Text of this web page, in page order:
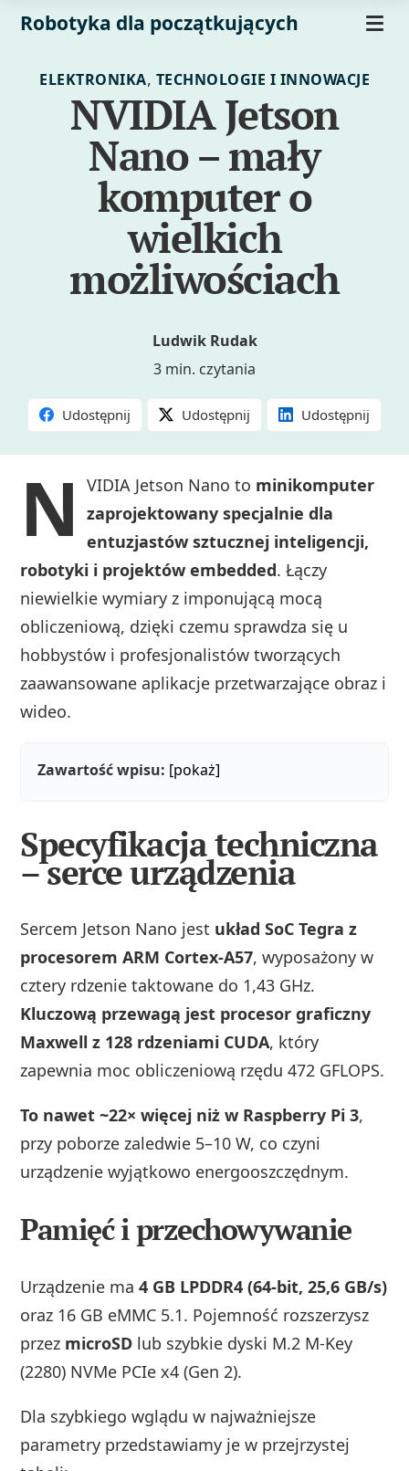
Robotyka dla początkujących
ELEKTRONIKA, TECHNOLOGIE I INNOWACJE
NVIDIA Jetson
Nano – mały
komputer o
wielkich
możliwościach
Ludwik Rudak
3 min. czytania
Udostępnij Udostępnij Udostępnij
N VIDIA Jetson Nano to minikomputer
zaprojektowany specjalnie dla
entuzjastów sztucznej inteligencji,
robotyki i projektów embedded. Łączy
niewielkie wymiary z imponującą mocą
obliczeniową, dzięki czemu sprawdza się u
hobbystów i profesjonalistów tworzących
zaawansowane aplikacje przetwarzające obraz i
wideo.
Zawartość wpisu: [pokaż]
Specyfikacja techniczna
– serce urządzenia
Sercem Jetson Nano jest układ SoC Tegra z
procesorem ARM Cortex‑A57, wyposażony w
cztery rdzenie taktowane do 1,43 GHz.
Kluczową przewagą jest procesor graficzny
Maxwell z 128 rdzeniami CUDA, który
zapewnia moc obliczeniową rzędu 472 GFLOPS.
To nawet ~22× więcej niż w Raspberry Pi 3,
przy poborze zaledwie 5–10 W, co czyni
urządzenie wyjątkowo energooszczędnym.
Pamięć i przechowywanie
Urządzenie ma4 GB LPDDR4 (64‑bit, 25,6 GB/s)
oraz 16 GB eMMC 5.1. Pojemność rozszerzysz
przez microSD lub szybkie dyski M.2 M‑Key
(2280) NVMe PCIe x4 (Gen 2).
Dla szybkiego wglądu w najważniejsze
parametry przedstawiamy je w przejrzystej